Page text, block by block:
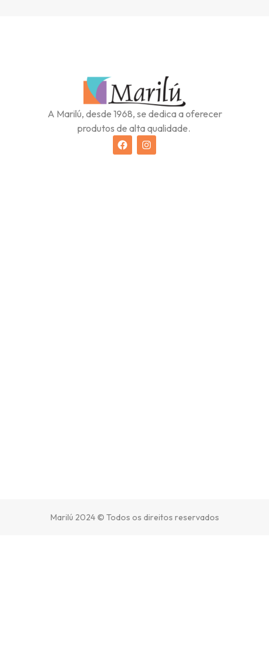
A Marilú, desde 1968, se dedica a oferecer
produtos de alta qualidade.
Marilú 2024 © Todos os direitos reservados